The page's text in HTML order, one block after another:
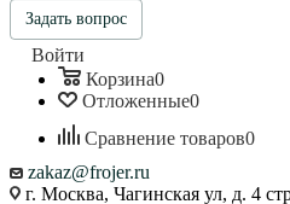
Задать вопрос
Войти
Корзина0
Отложенные0
Сравнение товаров0
zakaz@frojer.ru
г. Москва, Чагинская ул, д. 4